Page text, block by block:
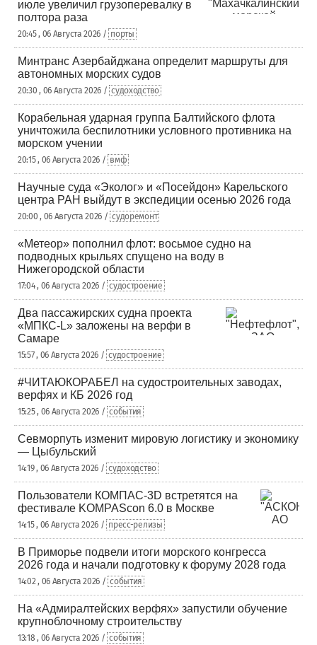
июле увеличил грузоперевалку в
полтора раза
20:45 , 06 Августа 2026 / порты
Минтранс Азербайджана определит маршруты для
автономных морских судов
20:30 , 06 Августа 2026 / судоходство
Корабельная ударная группа Балтийского флота
уничтожила беспилотники условного противника на
морском учении
20:15 , 06 Августа 2026 / вмф
Научные суда «Эколог» и «Посейдон» Карельского
центра РАН выйдут в экспедиции осенью 2026 года
20:00 , 06 Августа 2026 / судоремонт
«Метеор» пополнил флот: восьмое судно на
подводных крыльях спущено на воду в
Нижегородской области
17:04 , 06 Августа 2026 / судостроение
Два пассажирских судна проекта
«МПКС-L» заложены на верфи в
Самаре
15:57 , 06 Августа 2026 / судостроение
#ЧИТАЮКОРАБЕЛ на судостроительных заводах,
верфях и КБ 2026 год
15:25 , 06 Августа 2026 / события
Севморпуть изменит мировую логистику и экономику
— Цыбульский
14:19 , 06 Августа 2026 / судоходство
Пользователи КОМПАС-3D встретятся на
фестивале KOMPAScon 6.0 в Москве
14:15 , 06 Августа 2026 / пресс-релизы
В Приморье подвели итоги морского конгресса
2026 года и начали подготовку к форуму 2028 года
14:02 , 06 Августа 2026 / события
На «Адмиралтейских верфях» запустили обучение
крупноблочному строительству
13:18 , 06 Августа 2026 / события